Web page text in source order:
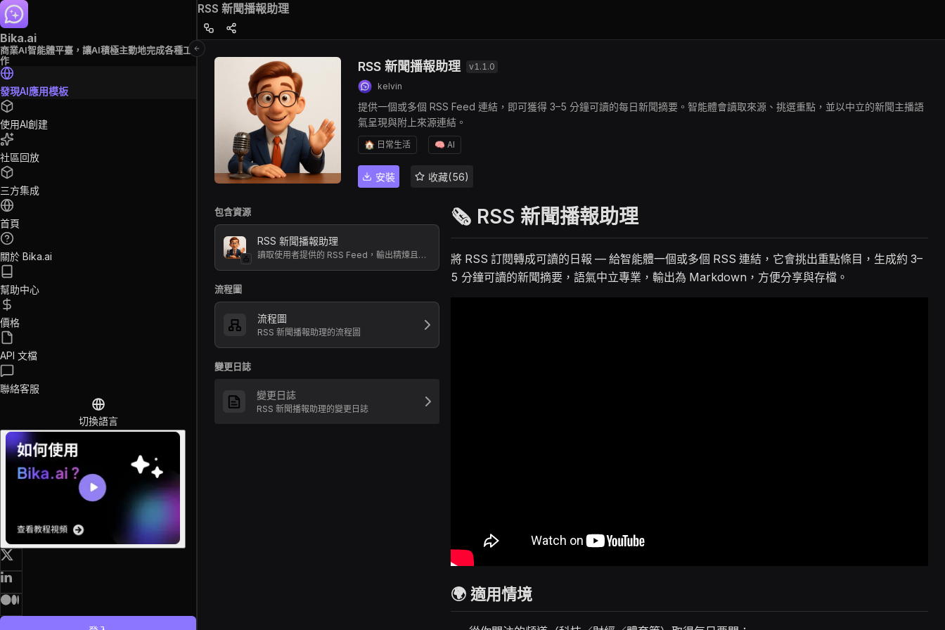
Bika.ai
商業AI智能體平臺，讓AI積極主動地完成各種工
作
發現AI應用模板
使用AI創建
社區回放
三方集成
首頁
關於 Bika.ai
幫助中心
價格
API 文檔
聯絡客服
切換語言
RSS 新聞播報助理
RSS 新聞播報助理 v1.1.0
kelvin
提供一個或多個 RSS Feed 連結，即可獲得 3–5 分鐘可讀的每日新聞摘要。智能體會讀取來源、挑選重點，並以中立的新聞主播語
氣呈現與附上來源連結。
🏠 日常生活 🧠 AI
安裝 收藏(56)
包含資源
RSS 新聞播報助理
讀取使用者提供的 RSS Feed，輸出精煉且中立的每日新聞摘要並附來源連結。
流程圖
流程圖
RSS 新聞播報助理的流程圖
變更日誌
變更日誌
RSS 新聞播報助理的變更日誌
🗞️ RSS 新聞播報助理
將 RSS 訂閱轉成可讀的日報 — 給智能體一個或多個 RSS 連結，它會挑出重點條目，生成約 3–
5 分鐘可讀的新聞摘要，語氣中立專業，輸出為 Markdown，方便分享與存檔。
🌍 適用情境